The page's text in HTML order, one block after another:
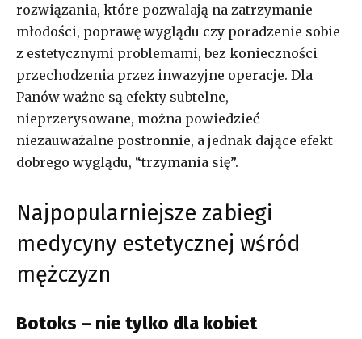
rozwiązania, które pozwalają na zatrzymanie
młodości, poprawę wyglądu czy poradzenie sobie
z estetycznymi problemami, bez konieczności
przechodzenia przez inwazyjne operacje. Dla
Panów ważne są efekty subtelne,
nieprzerysowane, można powiedzieć
niezauważalne postronnie, a jednak dające efekt
dobrego wyglądu, “trzymania się”.
Najpopularniejsze zabiegi
medycyny estetycznej wśród
mężczyzn
Botoks – nie tylko dla kobiet